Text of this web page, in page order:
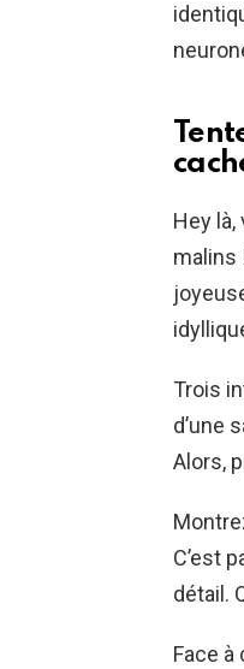
Hey
malins
Trois
d’une
Alors,
C’est
détail.
Face